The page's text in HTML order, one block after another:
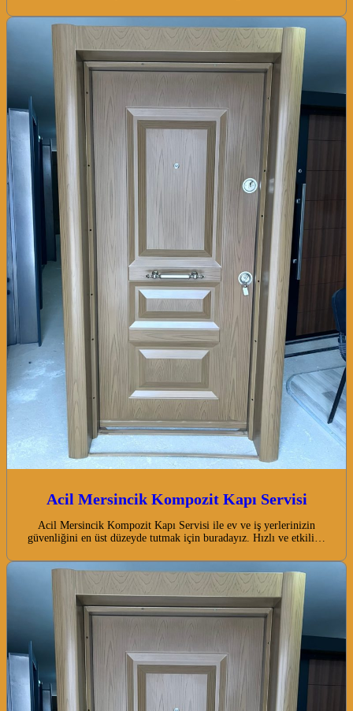
Acil Mersincik Kompozit Kapı Servisi
Acil Mersincik Kompozit Kapı Servisi ile ev ve iş yerlerinizin
güvenliğini en üst düzeyde tutmak için buradayız. Hızlı ve etkili…